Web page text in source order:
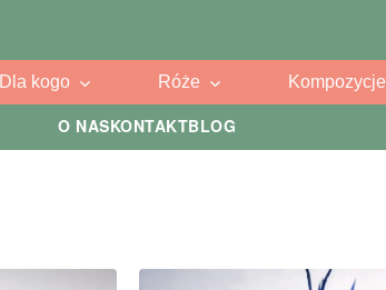
O NASKONTAKTBLOG
Dla kogo Róże Kompozycje